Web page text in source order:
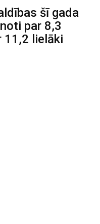
šī gada
par 8,3
11,2 lielāki